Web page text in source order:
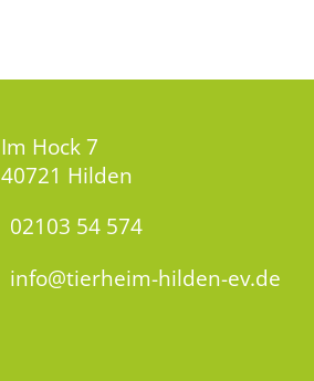
Im Hock 7
40721 Hilden
02103 54 574
info@tierheim-hilden-ev.de